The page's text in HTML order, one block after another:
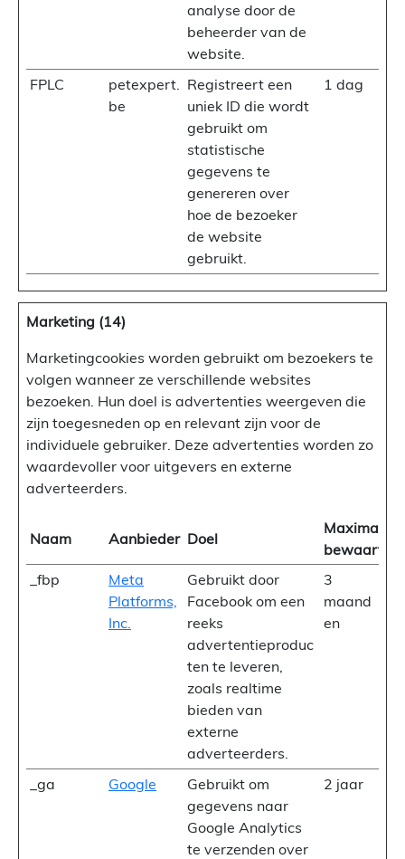
analyse door de
beheerder van de
website.
FPLC
petexpert.
be
Registreert een
uniek ID die wordt
gebruikt om
statistische
gegevens te
genereren over
hoe de bezoeker
de website
gebruikt.
1 dag
Marketing (14)
Marketingcookies worden gebruikt om bezoekers te
volgen wanneer ze verschillende websites
bezoeken. Hun doel is advertenties weergeven die
zijn toegesneden op en relevant zijn voor de
individuele gebruiker. Deze advertenties worden zo
waardevoller voor uitgevers en externe
adverteerders.
Naam Aanbieder Doel
Maximale
_fbp
Meta
Platforms,
Inc.
Gebruikt door
Facebook om een
reeks
advertentieproduc
ten te leveren,
zoals realtime
bieden van
externe
adverteerders.
3
maand
en
_ga Google
Gebruikt om
gegevens naar
Google Analytics
te verzenden over
2 jaar